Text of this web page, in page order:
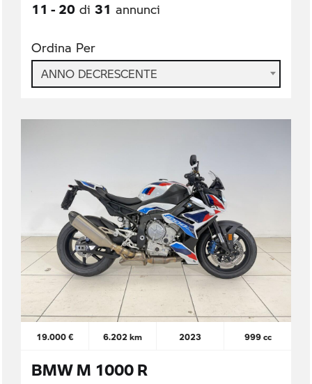
11 - 20 di 31 annunci
Ordina Per
ANNO DECRESCENTE
19.000 € 6.202 km 2023 999 cc
BMW M 1000 R